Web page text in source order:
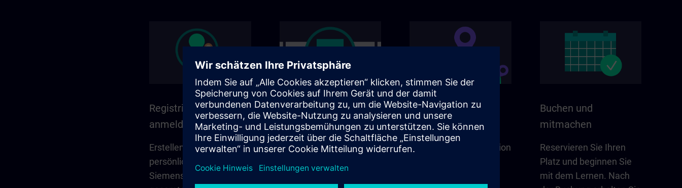
Registrieren und
anmelden
Erstellen Sie Ihr
persönliches Konto über
Siemens ID, um auf das
Finden Sie den
richtigen Kurs für sich
Suchen Sie direkt mit
Filtern – oder stöbern Sie
SITRAIN in Ihrer
Region
Alles, was für Ihre Region
Buchen und
mitmachen
Reservieren Sie Ihren
Platz und beginnen Sie
mit dem Lernen. Nach